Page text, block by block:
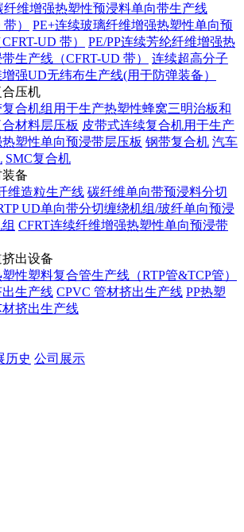
纤维增强热塑性预浸料单向带生产线
）
PE+连续玻璃纤维增强热塑性单向预
UD 带）
PE/PP连续芳纶纤维增强热
生产线（CFRT-UD 带）
连续超高分子
强UD无纬布生产线(用于防弹装备）
压机
合机组用于生产热塑性蜂窝三明治板和
材料层压板 皮带式连续复合机用于生产
塑性单向预浸带层压板 钢带复合机 汽车
SMC复合机
备
维造粒生产线 碳纤维单向带预浸料分切
UD单向带分切缠绕机组/玻纤单向预浸
CFRT连续纤维增强热塑性单向预浸带
出设备
性塑料复合管生产线（RTP管&TCP管）
生产线 CPVC 管材挤出生产线 PP热塑
挤出生产线
历史 公司展示